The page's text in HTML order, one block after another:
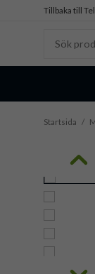
Tillbaka till
Startsida /